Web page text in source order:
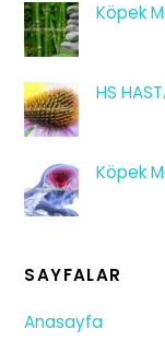
Köpek
HS
Köpek
SAYFALAR
Anasayfa